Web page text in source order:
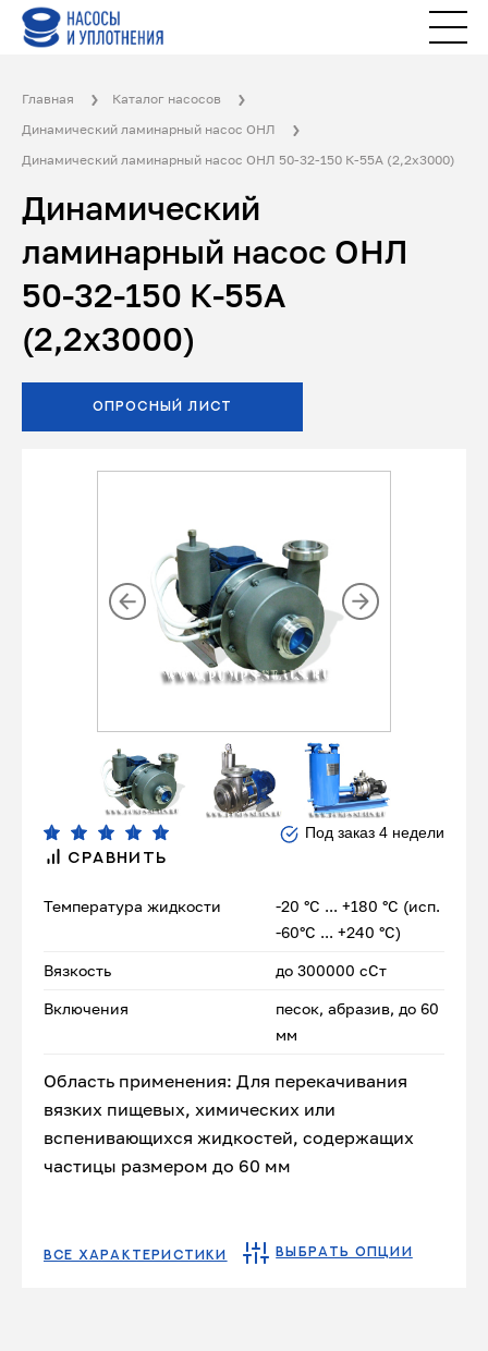
Главная
Каталог насосов
Динамический ламинарный насос ОНЛ
Динамический ламинарный насос ОНЛ 50-32-150 К-55А (2,2x3000)
Динамический
ламинарный насос ОНЛ
50-32-150 К-55А
(2,2x3000)
ОПРОСНЫЙ ЛИСТ
Под заказ 4 недели
СРАВНИТЬ
Температура жидкости
-20 °С ... +180 °С (исп.
-60°С ... +240 °С)
Вязкость до 300000 сСт
Включения
песок, абразив, до 60
мм
Область применения: Для перекачивания
вязких пищевых, химических или
вспенивающихся жидкостей, содержащих
частицы размером до 60 мм
ВСЕ ХАРАКТЕРИСТИКИ ВЫБРАТЬ ОПЦИИ